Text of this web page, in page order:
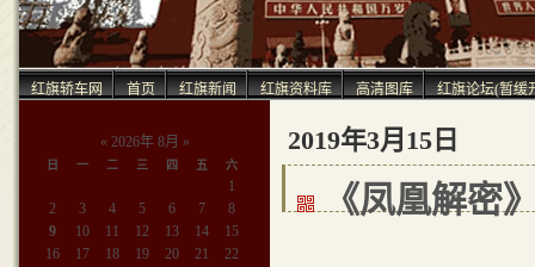
红旗轿车网 首页 红旗新闻 红旗资料库 高清图库 红旗论坛(暂缓
2019年3月15日
《凤凰解密
« 2026年 8月 »
日 一 二 三 四 五 六
1
2
3 4 5 6 7
8
9
10 11 12 13 14
15
16
17 18 19 20 21
22